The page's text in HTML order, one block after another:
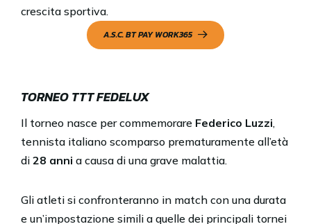
crescita sportiva.
A.S.C. BT PAY WORK365
TORNEO TTT FEDELUX
Il torneo nasce per commemorare Federico Luzzi,
tennista italiano scomparso prematuramente all’età
di 28 anni a causa di una grave malattia.
Gli atleti si confronteranno in match con una durata
e un’impostazione simili a quelle dei principali tornei